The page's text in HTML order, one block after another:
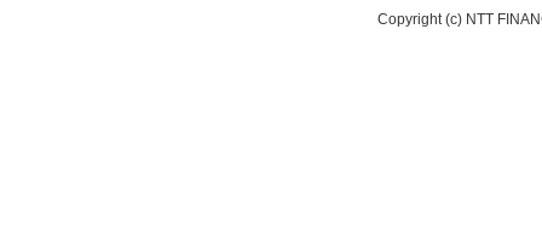
Copyright (c) NTT